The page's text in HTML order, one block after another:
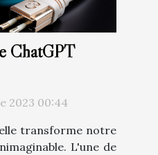
ChatGPT
2023 00:44
transforme notre
L'une de